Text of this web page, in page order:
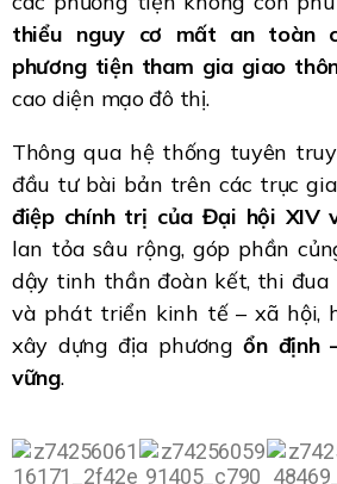
thiểu nguy cơ mất an toàn
phương tiện tham gia giao
cao diện mạo đô thị.
Thông qua hệ thống tuyên
đầu tư bài bản trên các trục
điệp chính trị của Đại hội XIV
lan tỏa sâu rộng, góp phần
dậy tinh thần đoàn kết, thi đua
và phát triển kinh tế – xã hội,
xây dựng địa phươngổn định
vững.